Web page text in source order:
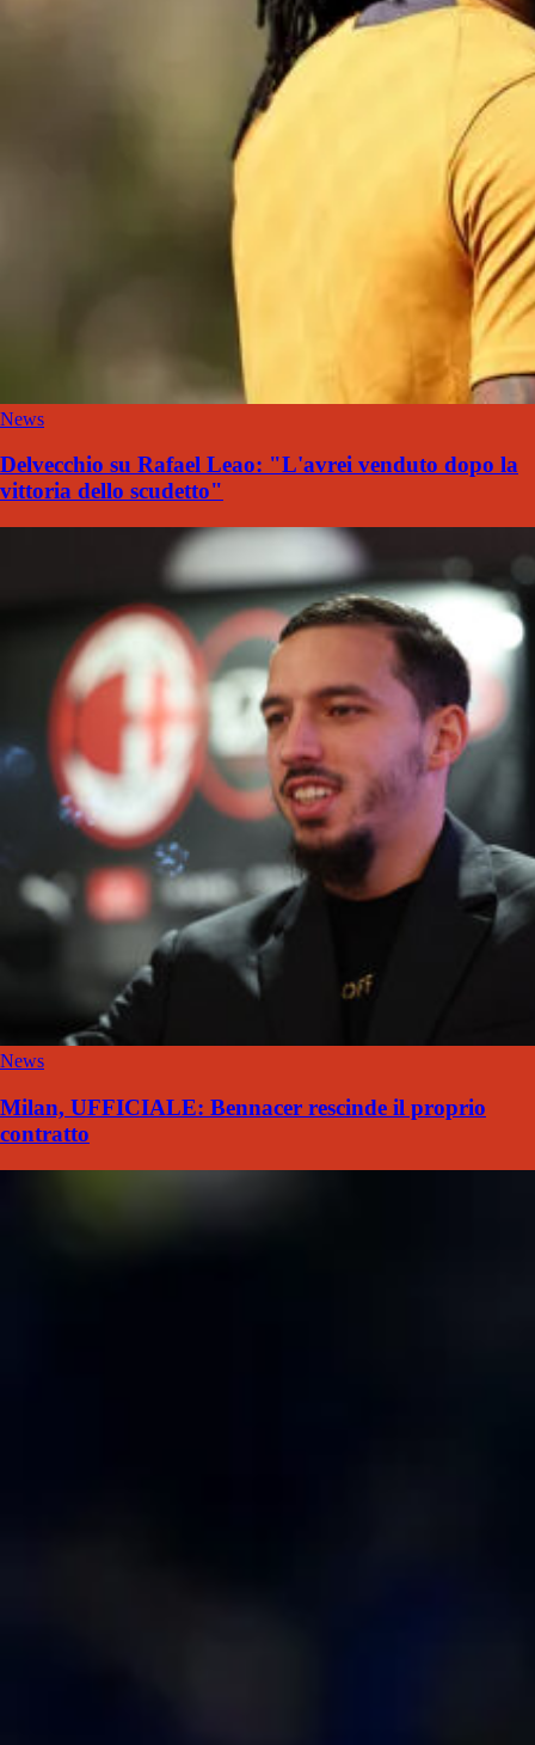
News
Delvecchio su Rafael Leao: "L'avrei venduto dopo la
vittoria dello scudetto"
News
Milan, UFFICIALE: Bennacer rescinde il proprio
contratto